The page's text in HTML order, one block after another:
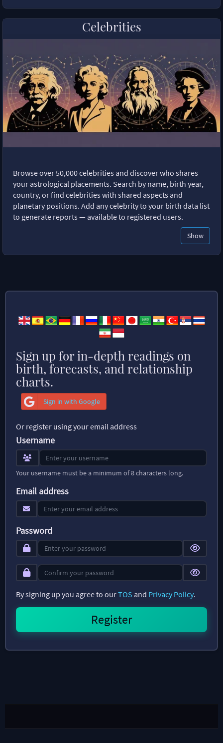
Celebrities
Browse over 50,000 celebrities and discover who shares
your astrological placements. Search by name, birth year,
country, or find celebrities with shared aspects and
planetary positions. Add any celebrity to your birth data list
to generate reports — available to registered users.
Show
Sign up for in-depth readings on
birth, forecasts, and relationship
charts.
Sign in with Google
Or register using your email address
Username
Your username must be a minimum of 8 characters long.
Email address
Password
By signing up you agree to ourTOS and Privacy Policy.